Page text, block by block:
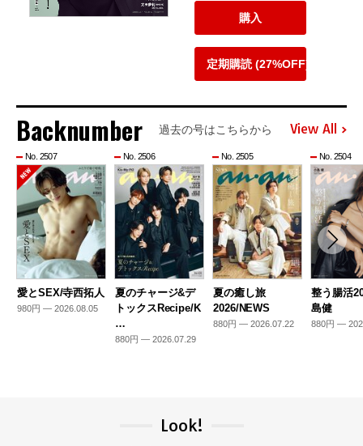
購入
定期購読 (27%OFF)
Backnumber 過去の号はこちらから View All
No. 2507
愛とSEX/寺西拓人
980円 — 2026.08.05
No. 2506
夏のチャージ&デ
トックスRecipe/K
…
880円 — 2026.07.29
No. 2505
夏の癒し旅
2026/NEWS
880円 — 2026.07.22
No. 2504
整う腸活
島健
880円 —
Look!